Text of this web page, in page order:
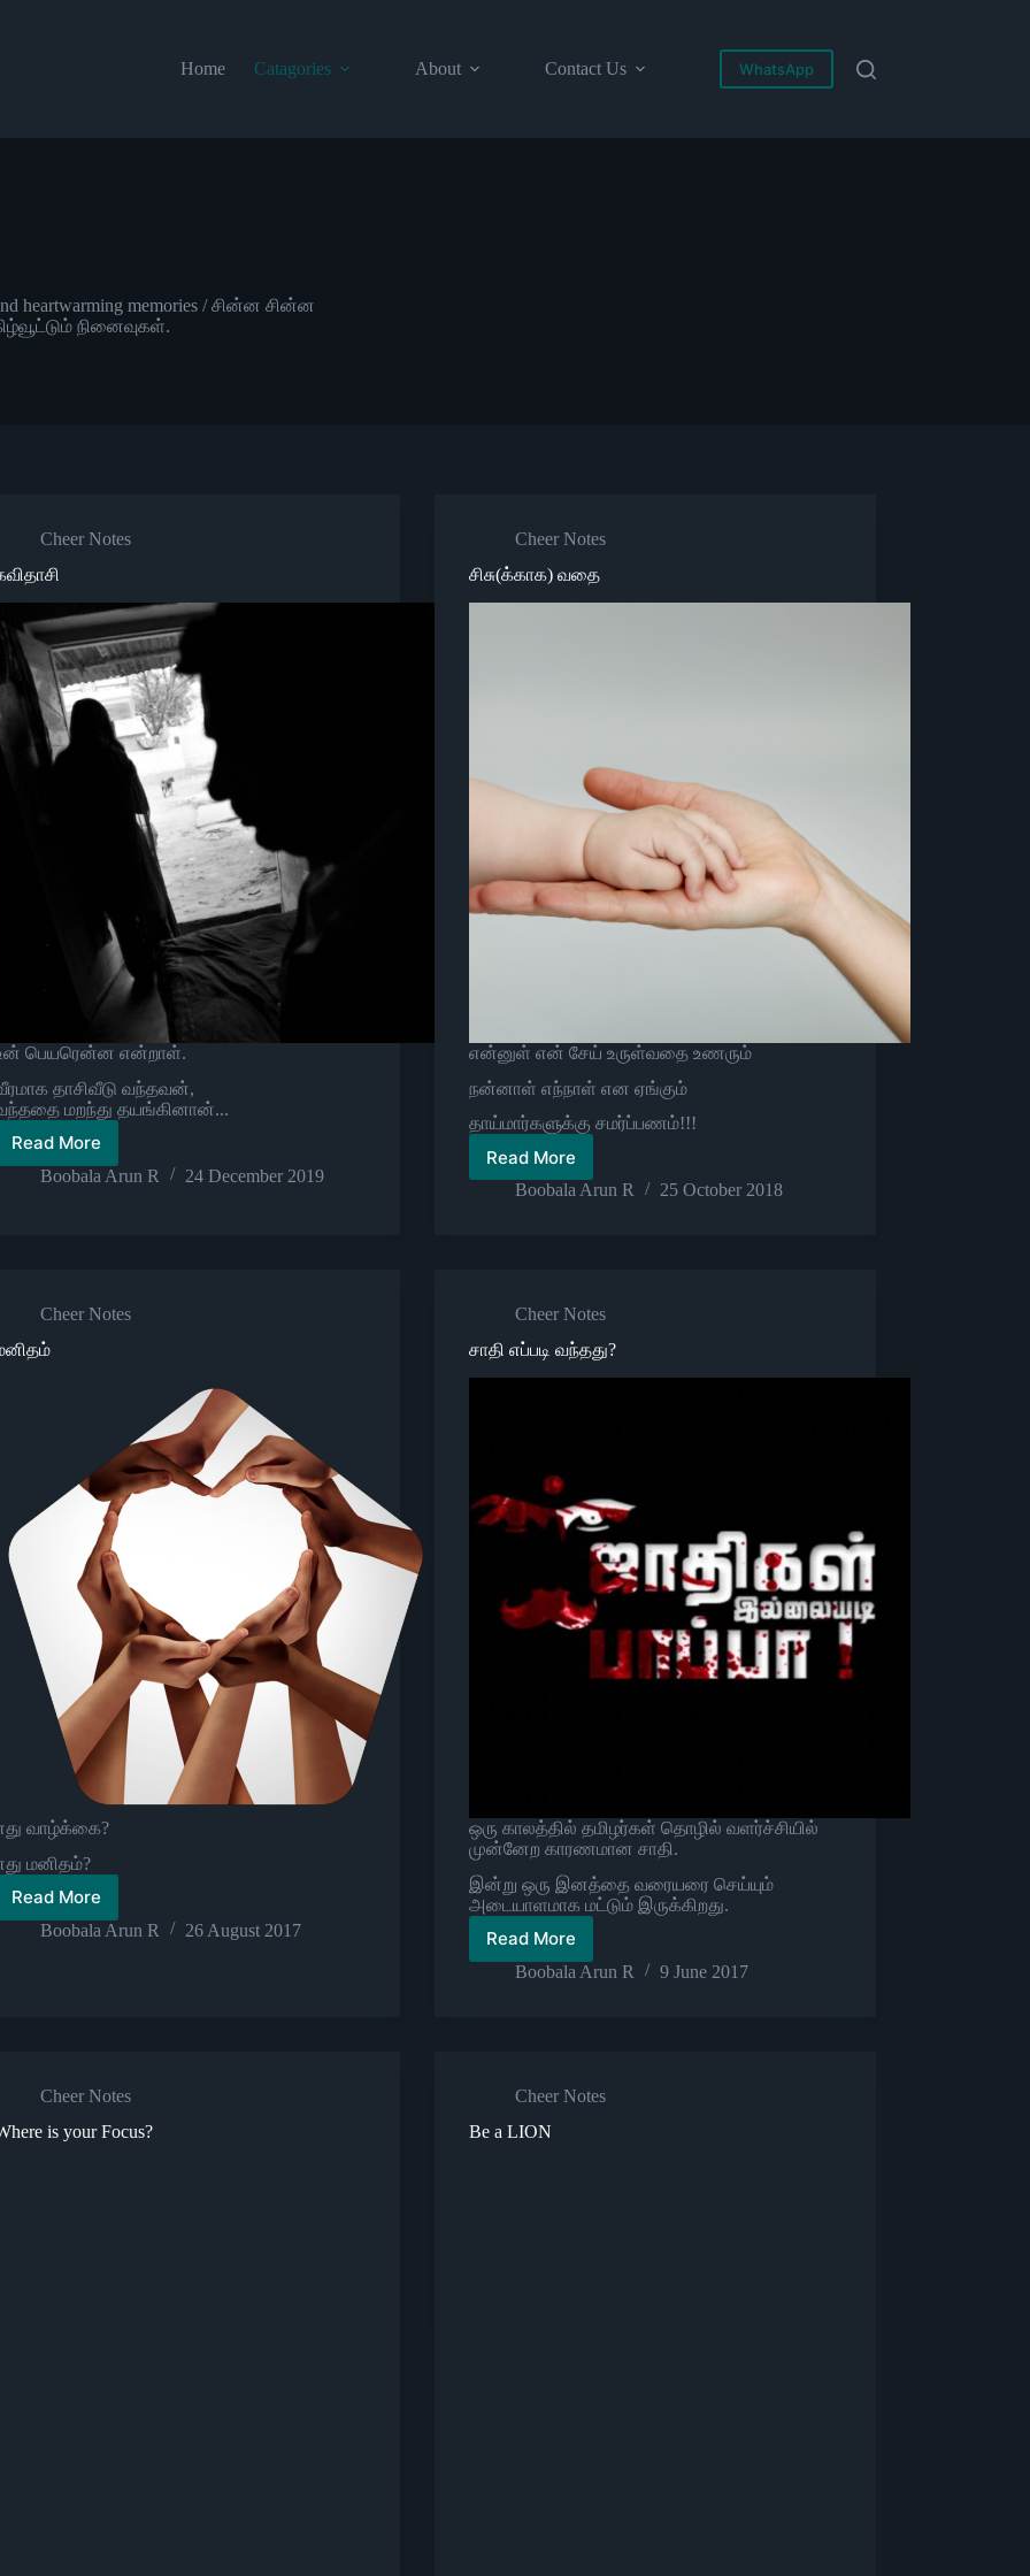
Home Catagories About Contact Us WhatsApp
heartwarming memories / சின்ன சின்ன
நினைவுகள்.
Cheer Notes
பெயரென்ன என்றாள்.
தாசிவீடு வந்தவன்,
மறந்து தயங்கினான்...
Read More
கவிதாசி
Boobala Arun R 24 December 2019
Cheer Notes
சிசு(க்காக) வதை
என்னுள் என் சேய் உருள்வதை உணரும்
நன்னாள் எந்நாள் என ஏங்கும்
தாய்மார்களுக்கு சமர்ப்பணம்!!!
Read More
சிசு(க்காக)
வதை
Boobala Arun R 25 October 2018
Cheer Notes
வாழ்க்கை?
மனிதம்?
Read More
மனிதம்
Boobala Arun R 26 August 2017
Cheer Notes
​சாதி எப்படி வந்தது?
ஒரு காலத்தில் தமிழர்கள் தொழில் வளர்ச்சியில்
முன்னேற காரணமான சாதி.
இன்று ஒரு இனத்தை வரையரை செய்யும்
அடையாளமாக மட்டும் இருக்கிறது.
Read More
சாதி
Boobala Arun R 9 June 2017
Cheer Notes
is your Focus?
Cheer Notes
Be a LION